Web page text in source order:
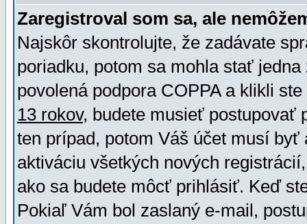
Zaregistroval som sa, ale
Najskôr skontrolujte, že zadávate
poriadku, potom sa mohla stať
povolená podpora COPPA a klikli
13 rokov, budete musieť postupovať
ten prípad, potom Váš účet musí
aktiváciu všetkých nových
ako sa budete môcť prihlásiť. Keď
Pokiaľ Vám bol zaslaný e-mail,